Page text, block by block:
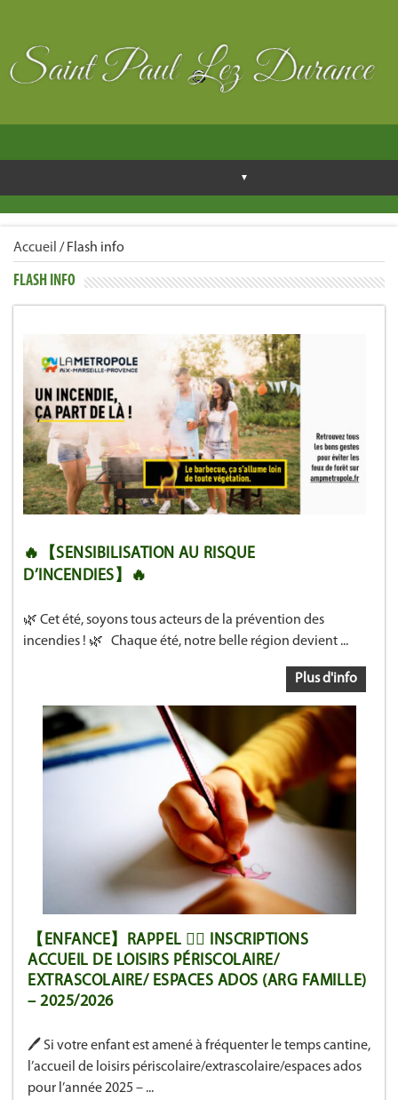
Accueil / Flash info
FLASH INFO
🔥【SENSIBILISATION AU RISQUE
D’INCENDIES】🔥
🌿 Cet été, soyons tous acteurs de la prévention des
incendies ! 🌿 Chaque été, notre belle région devient ...
Plus d'info
【ENFANCE】RAPPEL 🙋‍♀️ INSCRIPTIONS
ACCUEIL DE LOISIRS PÉRISCOLAIRE/
EXTRASCOLAIRE/ ESPACES ADOS (ARG FAMILLE)
– 2025/2026
🖊 Si votre enfant est amené à fréquenter le temps cantine,
l’accueil de loisirs périscolaire/extrascolaire/espaces ados
pour l’année 2025 – ...